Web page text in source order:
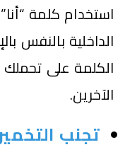
استخدام كلمة
الداخلية بالنفس
الكلمة على
الآخرين.
تجنب